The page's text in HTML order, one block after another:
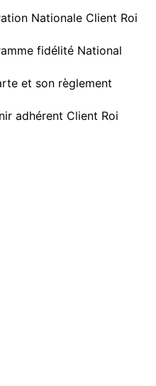
Nationale Client Roi
fidélité National
et son règlement
adhérent Client Roi